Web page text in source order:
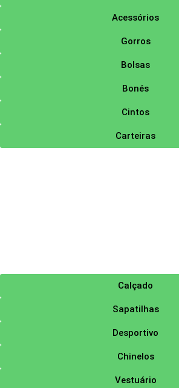
Acessórios
Gorros
Bolsas
Bonés
Cintos
Carteiras
Calçado
Sapatilhas
Desportivo
Chinelos
Vestuário